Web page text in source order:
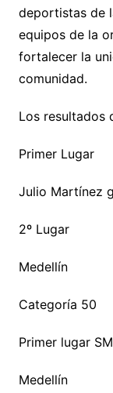
deportistas de
equipos de la
fortalecer la
comunidad.
Los resultados
Primer Lugar
Julio Martínez
2º Lugar
Medellín
Categoría 50
Primer lugar SM
Medellín